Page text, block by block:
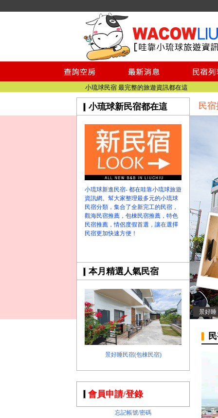
小琉球民宿空房
小琉球民宿
小琉球民宿推薦
【小琉球民宿特約】東港停車場!!看這邊
小琉球民宿 最完整的旅遊資訊都在這
【哇靠小琉球】新版官網熱情開站
【哇靠小琉球粉絲團】即時動態!!
小琉球民宿空房
小琉球民宿
小琉球民宿推薦
【小琉球民宿特約】東港停車場!!看這邊
小琉球民宿 最完整的旅遊資訊都在這
【哇靠小琉球】新版官網熱情開站
【哇靠小琉球粉絲團】即時動態!!
小琉球新民宿都在這
小琉球新進民宿- 都在哇靠小琉球旅遊
資訊網。幫大家整理最多元的小琉球
民宿分類，集合了全新完工的民宿，
觀海民宿推薦，包棟民宿推薦，特色
民宿推薦，情侶度假首選，讓在選擇
民宿更加快速方便！
本月精選人氣民宿
景好睡民宿(包棟民宿)
景好睡
民
會員申請/登錄
忘記帳號/密碼